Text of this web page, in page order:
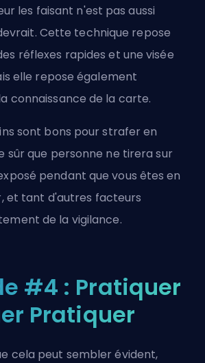
les faisant n'est pas aussi
Cette technique repose
réflexes rapides et une visée
elle repose également
connaissance de la carte.
sont bons pour strafer en
sûr que personne ne tirera sur
pendant que vous êtes en
et tant d'autres facteurs
de la vigilance.
#4 : Pratiquer
Pratiquer
cela peut sembler évident,